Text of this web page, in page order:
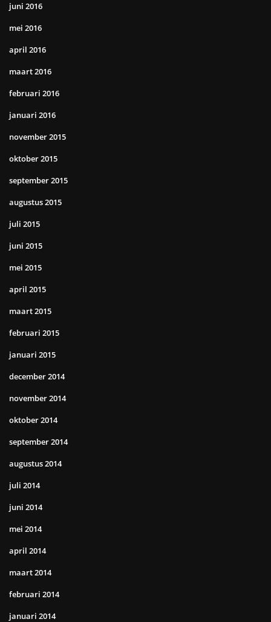
juni 2016
mei 2016
april 2016
maart 2016
februari 2016
januari 2016
november 2015
oktober 2015
september 2015
augustus 2015
juli 2015
juni 2015
mei 2015
april 2015
maart 2015
februari 2015
januari 2015
december 2014
november 2014
oktober 2014
september 2014
augustus 2014
juli 2014
juni 2014
mei 2014
april 2014
maart 2014
februari 2014
januari 2014